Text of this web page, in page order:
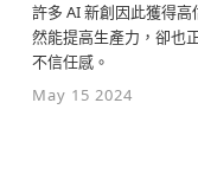
許多 AI 新創因此獲得高
然能提高生產力，卻也
不信任感。
May 15 2024